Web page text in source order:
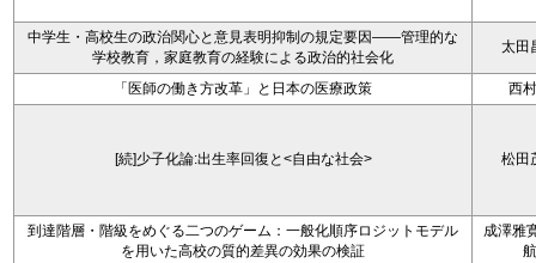
中学生・高校生の政治関心と意見表明抑制の規定要因――管理的な
学校教育，家庭教育の経験による政治的社会化
太田
「医師の働き方改革」と日本の医療政策 西
[続]少子化論:出生率回復と<自由な社会> 松田
到達階層・階級をめぐる二つのゲーム：一般化順序ロジットモデル
を用いた高校の質的差異の効果の検証
成澤雅
航